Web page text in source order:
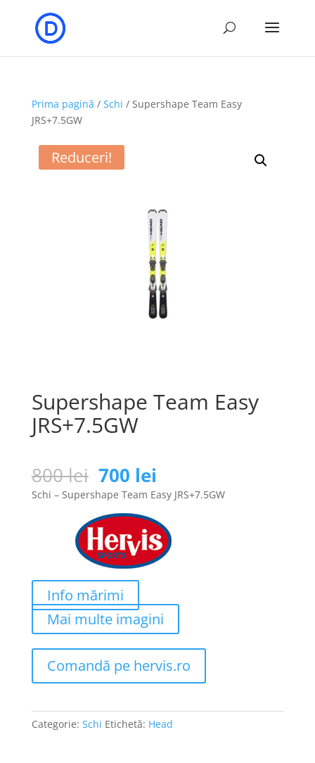
Prima pagină / Schi / Supershape Team Easy
JRS+7.5GW
Reduceri!
Supershape Team Easy
JRS+7.5GW
800lei Prețul
inițial
a
fost:
800 lei.
700 lei
curent
este:
700 lei.
Schi – Supershape Team Easy JRS+7.5GW
Info mărimi
Mai multe imagini
Comandă pe hervis.ro
Categorie: Schi Etichetă: Head